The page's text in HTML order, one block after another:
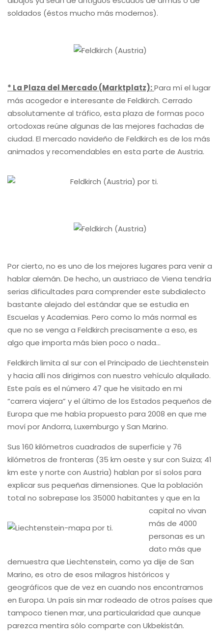
soldados (éstos mucho más modernos).
* La Plaza del Mercado (Marktplatz):Para mí el lugar
más acogedor e interesante de Feldkirch. Cerrado
absolutamente al tráfico, esta plaza de formas poco
ortodoxas reúne algunas de las mejores fachadas de
ciudad. El mercado navideño de Feldkirch es de los más
animados y recomendables en esta parte de Austria.
Por cierto, no es uno de los mejores lugares para venir a
hablar alemán. De hecho, un austriaco de Viena tendría
serias dificultades para comprender este subdialecto
bastante alejado del estándar que se estudia en
Escuelas y Academias. Pero como lo más normal es
que no se venga a Feldkirch precisamente a eso, es
algo que importa más bien poco o nada…
Feldkirch limita al sur con el Principado de Liechtenstein
y hacia allí nos dirigimos con nuestro vehículo alquilado.
Este país es el número 47 que he visitado en mi
“carrera viajera” y el último de los Estados pequeños de
Europa que me había propuesto para 2008 en que me
moví por Andorra, Luxemburgo y San Marino.
Sus 160 kilómetros cuadrados de superficie y 76
kilómetros de fronteras (35 km oeste y sur con Suiza; 41
km este y norte con Austria) hablan por sí solos para
explicar sus pequeñas dimensiones. Que la población
total no sobrepase los 35000 habitantes y que en la
capital no vivan
más de 4000
personas es un
dato más que
demuestra que Liechtenstein, como ya dije de San
Marino, es otro de esos milagros históricos y
geográficos que de vez en cuando nos encontramos
en Europa. Un país sin mar rodeado de otros países que
tampoco tienen mar, una particularidad que aunque
parezca mentira sólo comparte con Ukbekistán.